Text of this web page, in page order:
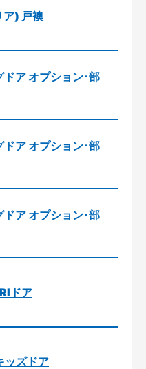
) 戸襖
ア オプション･部
ア オプション･部
ア オプション･部
ドア
ズドア